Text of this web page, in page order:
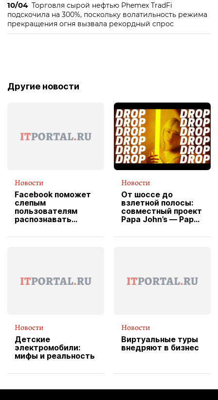
10/04 Торговля сырой нефтью Phemex TradFi
подскочила на 300%, поскольку волатильность режима
прекращения огня вызвала рекордный спрос
Другие новости
Новости
Facebook поможет
слепым
пользователям
распознавать
Новости
От шоссе до
взлетной полосы:
совместный проект
Papa John’s — Papa
вводит
Новости
Детские
электромобили:
мифы и реальность
Новости
Виртуальные туры
внедряют в бизнес